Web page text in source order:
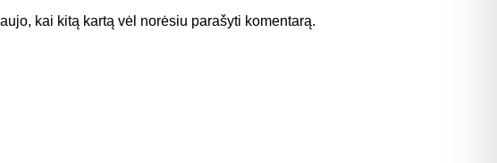
kai kitą kartą vėl norėsiu parašyti komentarą.